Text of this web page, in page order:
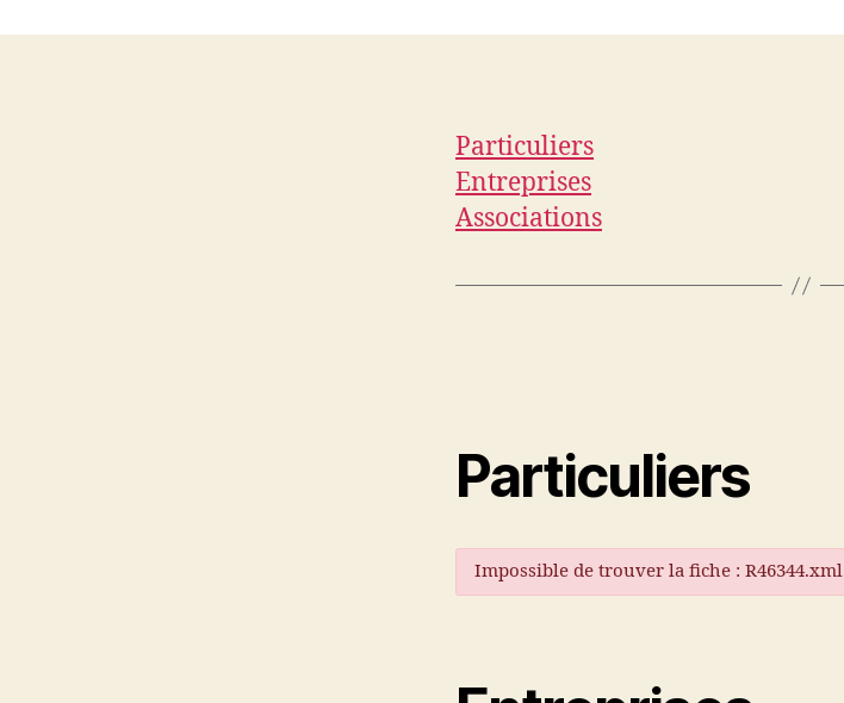
Particuliers
Entreprises
Associations
Particuliers
Impossible de trouver la fiche : R46344.xml